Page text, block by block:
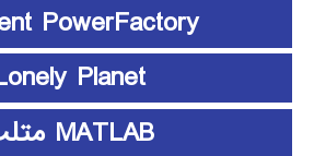
PowerFactory
Planet
MATLAB متلب